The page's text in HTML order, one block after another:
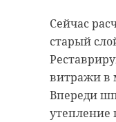
Сейчас
старый
витражи в
Впереди
утепление